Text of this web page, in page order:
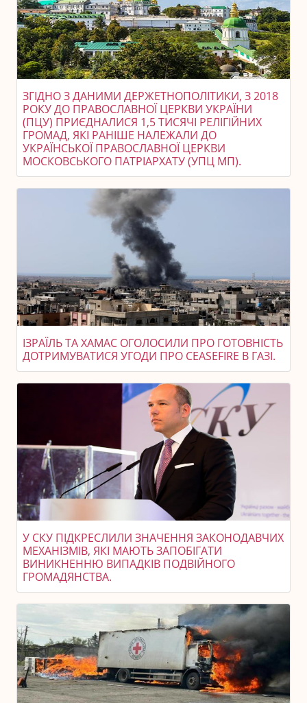
ЗГІДНО З ДАНИМИ ДЕРЖЕТНОПОЛІТИКИ, З 2018
РОКУ ДО ПРАВОСЛАВНОЇ ЦЕРКВИ УКРАЇНИ
(ПЦУ) ПРИЄДНАЛИСЯ 1,5 ТИСЯЧІ РЕЛІГІЙНИХ
ГРОМАД, ЯКІ РАНІШЕ НАЛЕЖАЛИ ДО
УКРАЇНСЬКОЇ ПРАВОСЛАВНОЇ ЦЕРКВИ
МОСКОВСЬКОГО ПАТРІАРХАТУ (УПЦ МП).
ІЗРАЇЛЬ ТА ХАМАС ОГОЛОСИЛИ ПРО ГОТОВНІСТЬ
ДОТРИМУВАТИСЯ УГОДИ ПРО CEASEFIRE В ГАЗІ.
У СКУ ПІДКРЕСЛИЛИ ЗНАЧЕННЯ ЗАКОНОДАВЧИХ
МЕХАНІЗМІВ, ЯКІ МАЮТЬ ЗАПОБІГАТИ
ВИНИКНЕННЮ ВИПАДКІВ ПОДВІЙНОГО
ГРОМАДЯНСТВА.